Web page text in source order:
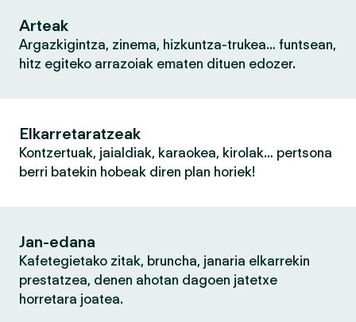
Arteak
Argazkigintza, zinema, hizkuntza-trukea… funtsean,
hitz egiteko arrazoiak ematen dituen edozer.
Elkarretaratzeak
Kontzertuak, jaialdiak, karaokea, kirolak… pertsona
berri batekin hobeak diren plan horiek!
Jan-edana
Kafetegietako zitak, bruncha, janaria elkarrekin
prestatzea, denen ahotan dagoen jatetxe
horretara joatea.